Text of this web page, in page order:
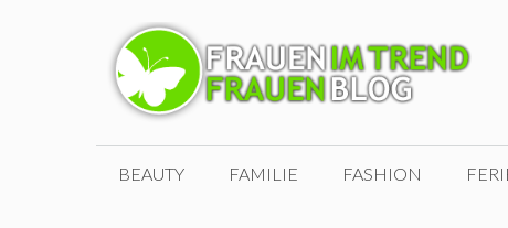
BEAUTY FAMILIE FASHION